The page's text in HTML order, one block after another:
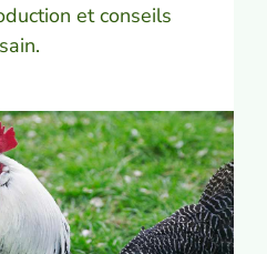
et conseils